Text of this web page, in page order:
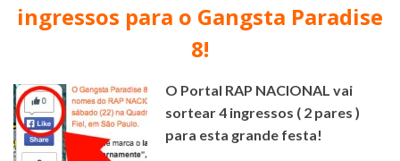
ingressos para o Gangsta Paradise
8!
O Portal RAP NACIONAL vai
sortear 4 ingressos ( 2 pares )
para esta grande festa!